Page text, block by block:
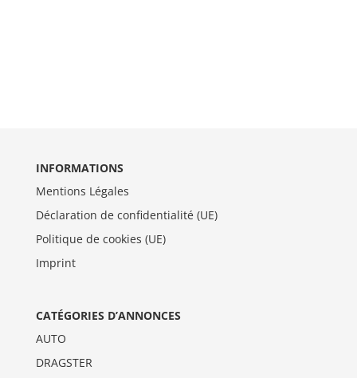
INFORMATIONS
Mentions Légales
Déclaration de confidentialité (UE)
Politique de cookies (UE)
Imprint
CATÉGORIES D’ANNONCES
AUTO
DRAGSTER